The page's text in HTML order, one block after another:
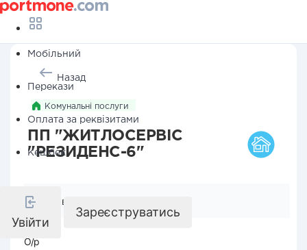
Мобільний
Перекази
Оплата за реквізитами
Кешбек
Увійти
Зареєструватись
Назад
Комунальні послуги
ПП "ЖИТЛОСЕРВІС
"РЕЗИДЕНС-6"
Реквізити компанії
О/р